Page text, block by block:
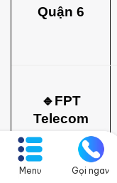
Menu Gọi ngay
Quận 6
🔹FPT
Telecom
Quận 8